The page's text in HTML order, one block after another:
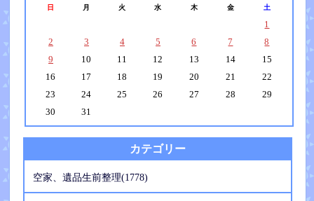
日 月 火 水 木 金 土
1
2
3 4 5 6 7
8
9
10 11 12 13 14
15
16
17 18 19 20 21
22
23
24 25 26 27 28
29
30
31
カテゴリー
空家、遺品生前整理(1778)